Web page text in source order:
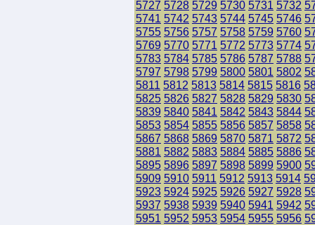
5727 5728 5729 5730 5731 5732
5741 5742 5743 5744 5745 5746
5755 5756 5757 5758 5759 5760
5769 5770 5771 5772 5773 5774
5783 5784 5785 5786 5787 5788
5797 5798 5799 5800 5801 5802
5811 5812 5813 5814 5815 5816
5825 5826 5827 5828 5829 5830
5839 5840 5841 5842 5843 5844
5853 5854 5855 5856 5857 5858
5867 5868 5869 5870 5871 5872
5881 5882 5883 5884 5885 5886
5895 5896 5897 5898 5899 5900
5909 5910 5911 5912 5913 5914
5923 5924 5925 5926 5927 5928
5937 5938 5939 5940 5941 5942
5951 5952 5953 5954 5955 5956